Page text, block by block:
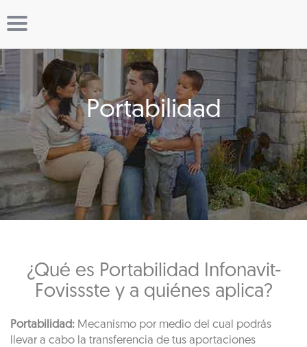
Portabilidad
¿Qué es Portabilidad Infonavit-
Fovissste y a quiénes aplica?
Portabilidad: Mecanismo por medio del cual podrás
llevar a cabo la transferencia de tus aportaciones